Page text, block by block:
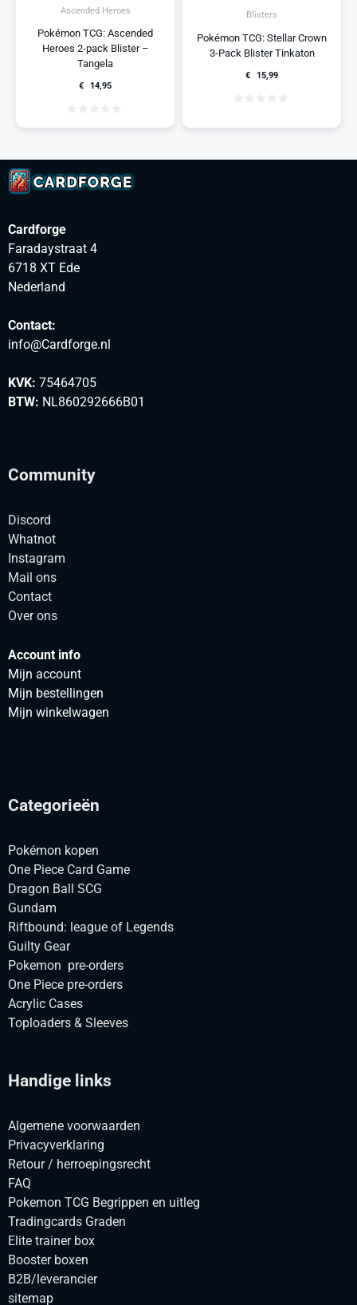
Ascended Heroes
Pokémon TCG: Ascended
Heroes 2-pack Blister –
Tangela
€ 14,95
Blisters
Pokémon TCG: Stellar Crown
3-Pack Blister Tinkaton
€ 15,99
Cardforge
Faradaystraat 4
6718 XT Ede
Nederland
Contact:
info@Cardforge.nl
KVK: 75464705
BTW: NL860292666B01
Community
Discord
Whatnot
Instagram
Mail ons
Contact
Over ons
Account info
Mijn account
Mijn bestellingen
Mijn winkelwagen
Categorieën
Pokémon kopen
One Piece Card Game
Dragon Ball SCG
Gundam
Riftbound: league of Legends
Guilty Gear
Pokemon pre-orders
One Piece pre-orders
Acrylic Cases
Toploaders & Sleeves
Handige links
Algemene voorwaarden
Privacyverklaring
Retour / herroepingsrecht
FAQ
Pokemon TCG Begrippen en uitleg
Tradingcards Graden
Elite trainer box
Booster boxen
B2B/leverancier
sitemap